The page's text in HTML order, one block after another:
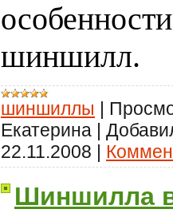
шиншилл.
шиншиллы |
Екатерина |
22.11.2008 |
Шиншилла